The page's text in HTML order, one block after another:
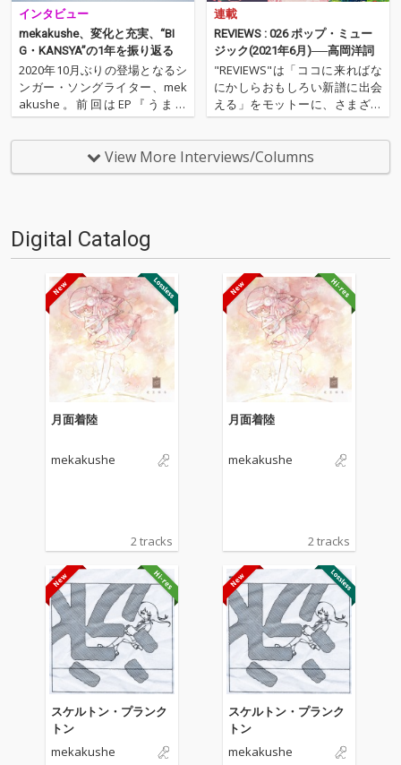
インタビュー
mekakushe、変化と充実、“BI
G・KANSYA”の1年を振り返る
2020年10月ぶりの登場となるシ
ンガー・ソングライター、mek
akushe。前回はEP『うまれ
る』のリリース・タイミングで
彼女のアレンジャーとしてタッ
グを組む野澤翔太との対談をお
届けしました。あれから1年
連載
REVIEWS : 026 ポップ・ミュー
ジック(2021年6月)──高岡洋詞
"REVIEWS"は「ココに来ればな
にかしらおもしろい新譜に出会
える」をモットーに、さまざま
な書き手が新譜（たいたい3ヶ
月ぐらいあのターム）を中心に
9枚（＋α）の作品を厳選し、紹
介するコーナーです（ときに旧
View More Interviews/Columns
Digital Catalog
月面着陸
mekakushe
2 tracks
月面着陸
mekakushe
2 tracks
スケルトン・プランク
トン
mekakushe
スケルトン・プランク
トン
mekakushe